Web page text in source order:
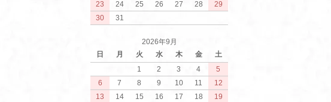
23
24 25 26 27 28
29
30
31
2026年9月
日
月 火 水 木 金
土
1
2 3 4
5
6
7 8 9 10 11
12
13
14 15 16 17 18
19